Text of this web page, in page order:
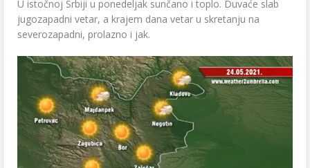
U istočnoj Srbiji u ponedeljak sunčano i toplo. Duvaće slab
jugozapadni vetar, a krajem dana vetar u skretanju na
severozapadni, prolazno i jak.